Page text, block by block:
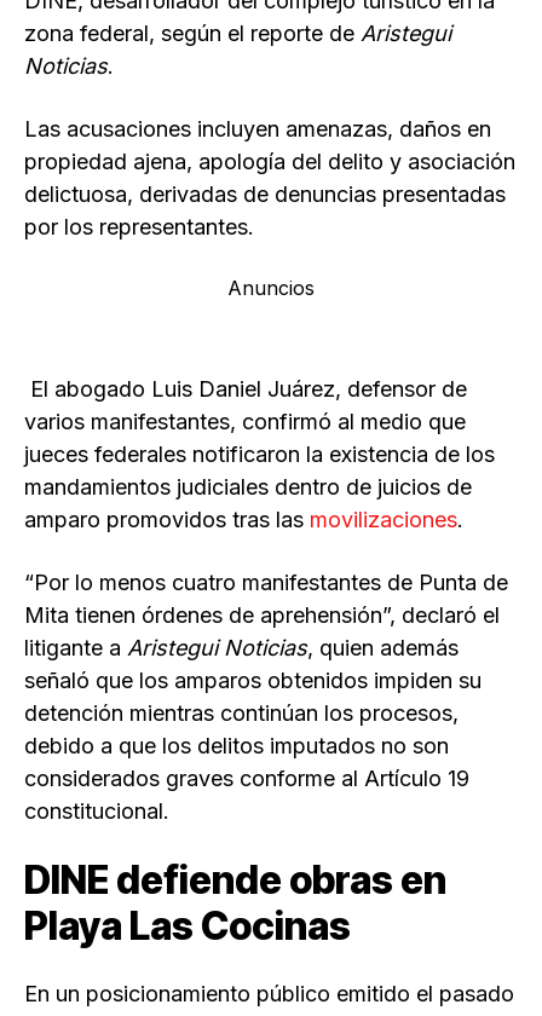
zona federal, según el reporte de Aristegui
Noticias.
Las acusaciones incluyen amenazas, daños en
propiedad ajena, apología del delito y asociación
delictuosa, derivadas de denuncias presentadas
por los representantes.
Anuncios
El abogado Luis Daniel Juárez, defensor de
varios manifestantes, confirmó al medio que
jueces federales notificaron la existencia de los
mandamientos judiciales dentro de juicios de
amparo promovidos tras las movilizaciones.
“Por lo menos cuatro manifestantes de Punta de
Mita tienen órdenes de aprehensión”, declaró el
litigante a Aristegui Noticias, quien además
señaló que los amparos obtenidos impiden su
detención mientras continúan los procesos,
debido a que los delitos imputados no son
considerados graves conforme al Artículo 19
constitucional.
DINE defiende obras en
Playa Las Cocinas
En un posicionamiento público emitido el pasado